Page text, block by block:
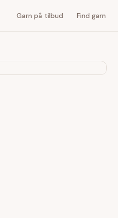
Garn på tilbud Find garn